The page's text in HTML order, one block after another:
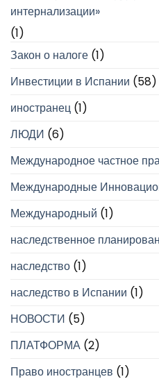
интернализации»
(1)
Закон о налоге (1)
Инвестиции в Испании (58)
иностранец (1)
ЛЮДИ (6)
Международное частное
Международные
Международный (1)
наследственное
наследство (1)
наследство в Испании (1)
НОВОСТИ (5)
ПЛАТФОРМА (2)
Право иностранцев (1)